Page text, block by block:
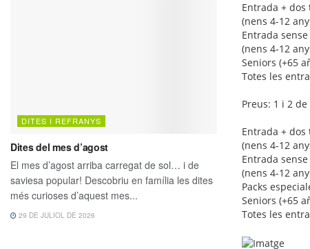
Entrada +
(nens 4-12
Entrada
(nens 4-12
Seniors (+65
Totes les
Preus: 1 i 2
Entrada +
(nens 4-12
Entrada
(nens 4-12
Packs
Seniors (+65
Totes les